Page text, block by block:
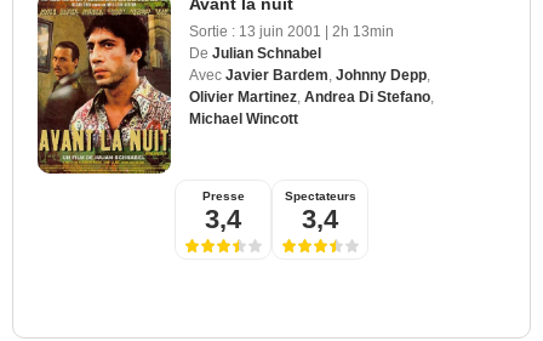
Sortie : 13 juin 2001 | 2h 13min
De Julian Schnabel
Avec Javier Bardem Johnny Depp
Olivier Martinez Andrea Di Stefano
Michael Wincott
Presse
3,4
Spectateurs
3,4